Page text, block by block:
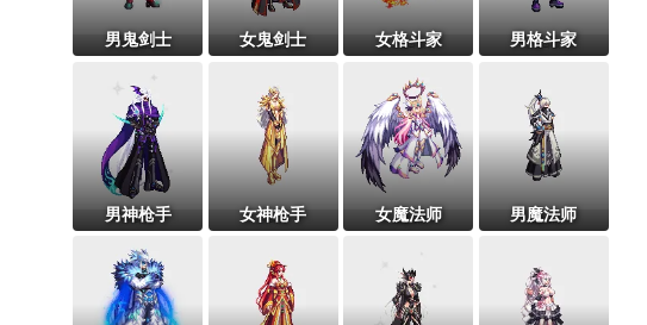
男鬼剑士 女鬼剑士 女格斗家 男格斗家
男神枪手 女神枪手 女魔法师 男魔法师